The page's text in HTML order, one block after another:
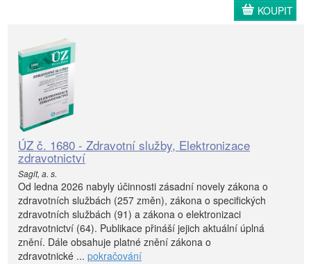
KOUPIT
ÚZ č. 1680 - Zdravotní služby, Elektronizace
zdravotnictví
Sagit, a. s.
Od ledna 2026 nabyly účinnosti zásadní novely zákona o
zdravotních službách (257 změn), zákona o specifických
zdravotních službách (91) a zákona o elektronizaci
zdravotnictví (64). Publikace přináší jejich aktuální úplná
znění. Dále obsahuje platné znění zákona o
zdravotnické ... pokračování